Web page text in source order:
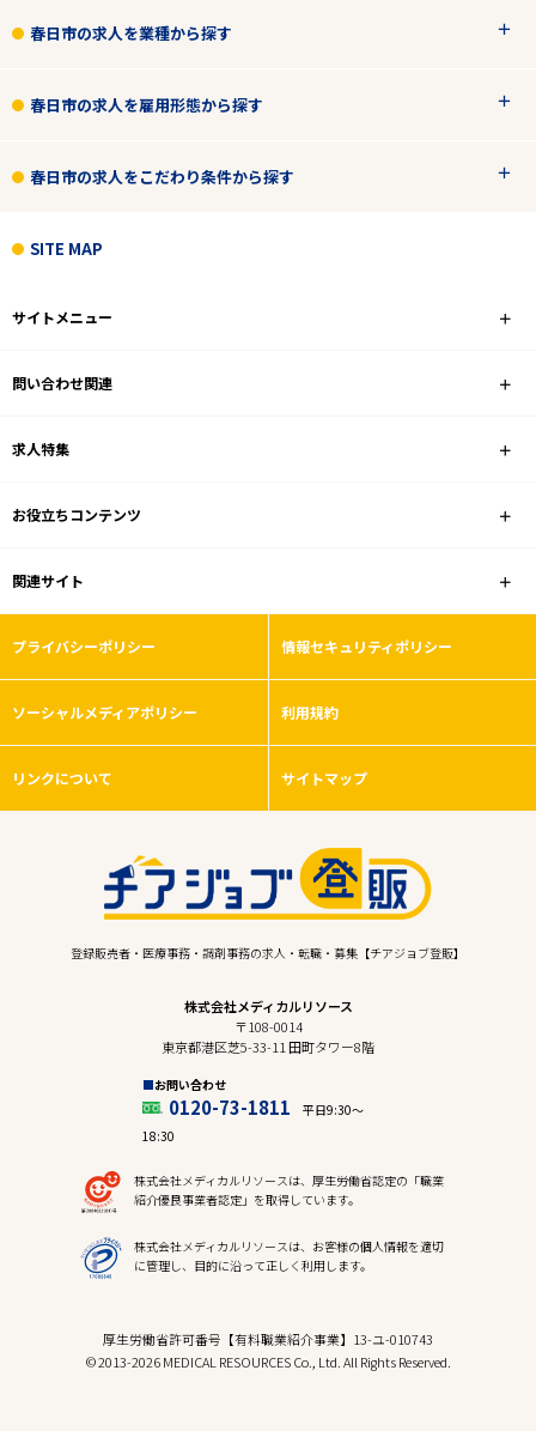
エリアで探す
春日市
業種
雇用形態
残業ほぼなし
フリーワード
春日市の求人を業種から探す
春日市の求人を雇用形態から探す
春日市の求人をこだわり条件から探す
SITE MAP
サイトメニュー
問い合わせ関連
求人特集
お役立ちコンテンツ
関連サイト
プライバシーポリシー 情報セキュリティポリシー
ソーシャルメディアポリシー 利用規約
リンクについて サイトマップ
登録販売者・医療事務・調剤事務の求人・転職・募集【チアジョブ登販】
株式会社メディカルリソース
〒108-0014
東京都港区芝5-33-11 田町タワー8階
お問い合わせ
0120-73-1811
平日9:30〜
18:30
株式会社メディカルリソースは、厚生労働省認定の「職業
紹介優良事業者認定」を取得しています。
株式会社メディカルリソースは、お客様の個人情報を適切
に管理し、目的に沿って正しく利用します。
厚生労働省許可番号【有料職業紹介事業】13-ユ-010743
© 2013-2026 MEDICAL RESOURCES Co., Ltd. All Rights Reserved.